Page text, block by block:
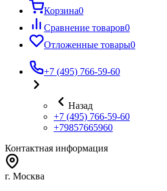
Корзина0
Сравнение товаров0
Отложенные товары0
+7 (495) 766-59-60
Назад
+7 (495) 766-59-60
+79857665960
Контактная информация
г. Москва